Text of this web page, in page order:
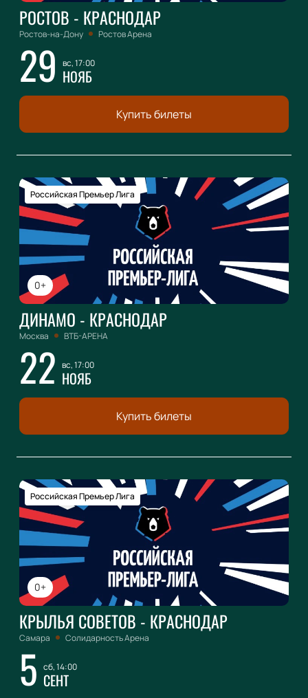
РОСТОВ - КРАСНОДАР
Ростов-на-Дону Ростов Арена
29 вс, 17:00
НОЯБ
Купить билеты
0+
Российская Премьер Лига
ДИНАМО - КРАСНОДАР
Москва ВТБ-АРЕНА
22 вс, 17:00
НОЯБ
Купить билеты
0+
Российская Премьер Лига
КРЫЛЬЯ СОВЕТОВ - КРАСНОДАР
Самара Солидарность Арена
5 сб, 14:00
СЕНТ